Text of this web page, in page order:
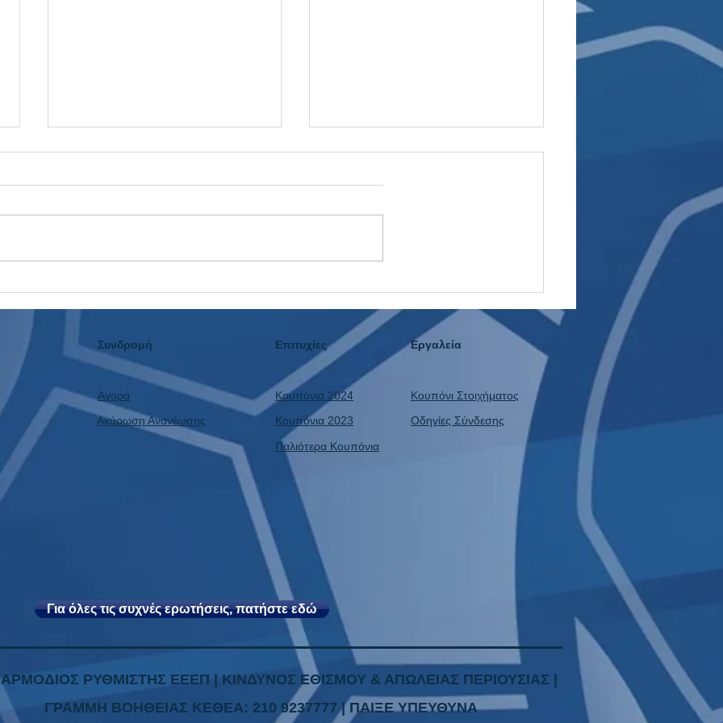
Συνδρομή
Αγορά
Ακύρωση Ανανέωσης
Επιτυχίες Εργαλεία
Κουπόνια 2024
Κουπόνια 2023
Κουπόνι Στοιχήματος
Οδηγίες Σύνδεσης
Παλιότερα Κουπόνια
Για όλες τις συχνές ερωτήσεις, πατήστε εδώ
ΑΡΜΟΔΙΟΣ ΡΥΘΜΙΣΤΗΣ ΕΕΕΠ | ΚΙΝΔΥΝΟΣ ΕΘΙΣΜΟΥ & ΑΠΩΛΕΙΑΣ ΠΕΡΙΟΥΣΙΑΣ |
ΓΡΑΜΜΗ ΒΟΗΘΕΙΑΣ ΚΕΘΕΑ: 210 9237777 | ΠΑΙΞΕ ΥΠΕΥΘΥΝΑ